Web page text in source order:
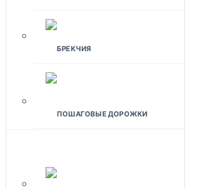
БРЕКЧИЯ
ПОШАГОВЫЕ ДОРОЖКИ